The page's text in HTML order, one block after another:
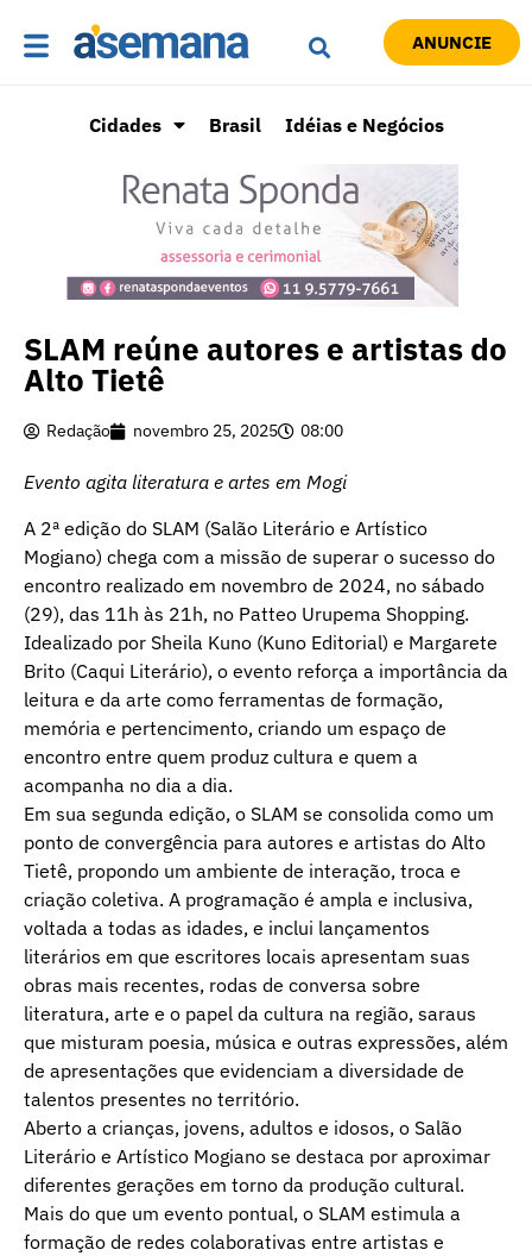
ANUNCIE
Cidades Brasil Idéias e Negócios
SLAM reúne autores e artistas do
Alto Tietê
Redação novembro 25, 2025 08:00
Evento agita literatura e artes em Mogi
A 2ª edição do SLAM (Salão Literário e Artístico
Mogiano) chega com a missão de superar o sucesso do
encontro realizado em novembro de 2024, no sábado
(29), das 11h às 21h, no Patteo Urupema Shopping.
Idealizado por Sheila Kuno (Kuno Editorial) e Margarete
Brito (Caqui Literário), o evento reforça a importância da
leitura e da arte como ferramentas de formação,
memória e pertencimento, criando um espaço de
encontro entre quem produz cultura e quem a
acompanha no dia a dia.
Em sua segunda edição, o SLAM se consolida como um
ponto de convergência para autores e artistas do Alto
Tietê, propondo um ambiente de interação, troca e
criação coletiva. A programação é ampla e inclusiva,
voltada a todas as idades, e inclui lançamentos
literários em que escritores locais apresentam suas
obras mais recentes, rodas de conversa sobre
literatura, arte e o papel da cultura na região, saraus
que misturam poesia, música e outras expressões, além
de apresentações que evidenciam a diversidade de
talentos presentes no território.
Aberto a crianças, jovens, adultos e idosos, o Salão
Literário e Artístico Mogiano se destaca por aproximar
diferentes gerações em torno da produção cultural.
Mais do que um evento pontual, o SLAM estimula a
formação de redes colaborativas entre artistas e